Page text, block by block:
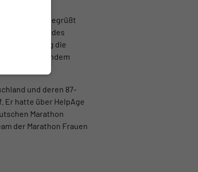
begrüßt
Hall of Fame des
den Sonntag die
anschließendem
und deren 87-
Er hatte über HelpAge
Marathon
der Marathon Frauen